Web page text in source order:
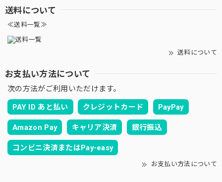
送料について
≪送料一覧≫
送料について
お支払い方法について
次の方法がご利用いただけます。
PAY ID あと払い クレジットカード PayPay
Amazon Pay キャリア決済 銀行振込
コンビニ決済またはPay-easy
お支払い方法について